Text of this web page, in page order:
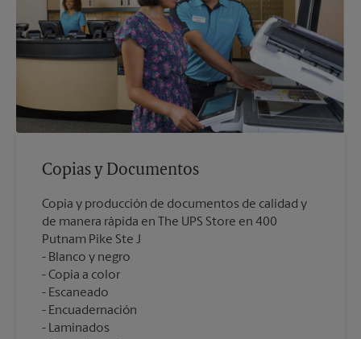
Copias y Documentos
Copia y producción de documentos de calidad y
de manera rápida en The UPS Store en 400
Putnam Pike Ste J
Blanco y negro
Copia a color
Escaneado
Encuadernación
Laminados